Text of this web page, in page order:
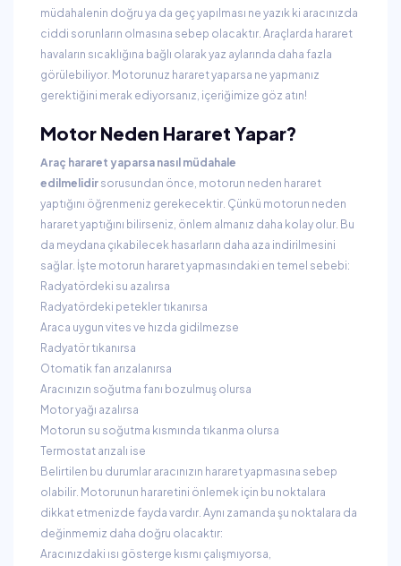
müdahalenin doğru ya da geç yapılması ne yazık ki aracınızda
ciddi sorunların olmasına sebep olacaktır. Araçlarda hararet
havaların sıcaklığına bağlı olarak yaz aylarında daha fazla
görülebiliyor. Motorunuz hararet yaparsa ne yapmanız
gerektiğini merak ediyorsanız, içeriğimize göz atın!
Motor Neden Hararet Yapar?
Araç hararet yaparsa nasıl müdahale
edilmelidir sorusundan önce, motorun neden hararet
yaptığını öğrenmeniz gerekecektir. Çünkü motorun neden
hararet yaptığını bilirseniz, önlem almanız daha kolay olur. Bu
da meydana çıkabilecek hasarların daha aza indirilmesini
sağlar. İşte motorun hararet yapmasındaki en temel sebebi:
Radyatördeki su azalırsa
Radyatördeki petekler tıkanırsa
Araca uygun vites ve hızda gidilmezse
Radyatör tıkanırsa
Otomatik fan arızalanırsa
Aracınızın soğutma fanı bozulmuş olursa
Motor yağı azalırsa
Motorun su soğutma kısmında tıkanma olursa
Termostat arızalı ise
Belirtilen bu durumlar aracınızın hararet yapmasına sebep
olabilir. Motorunun hararetini önlemek için bu noktalara
dikkat etmenizde fayda vardır. Aynı zamanda şu noktalara da
değinmemiz daha doğru olacaktır:
Aracınızdaki ısı gösterge kısmı çalışmıyorsa,